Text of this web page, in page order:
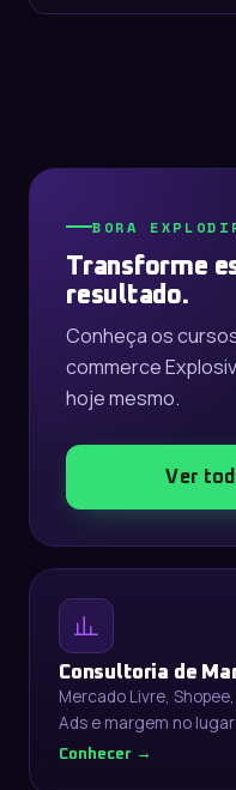
BORA
Transforme
resultado.
Conheça os
commerce
hoje mesmo.
Ver
Consultoria de
Mercado Livre,
Ads e margem no
Conhecer →